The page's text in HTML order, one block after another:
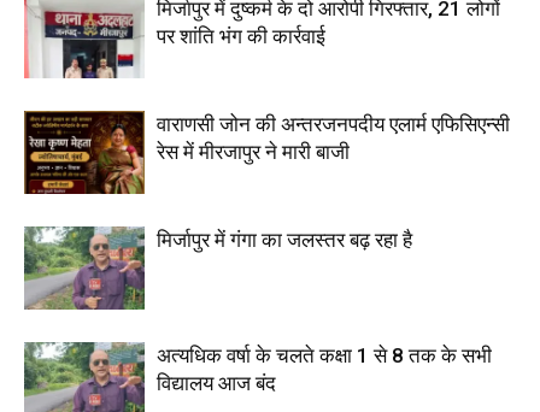
मिर्जापुर में दुष्कर्म के दो आरोपी गिरफ्तार, 21 लोगों
पर शांति भंग की कार्रवाई
वाराणसी जोन की अन्तरजनपदीय एलार्म एफिसिएन्सी
रेस में मीरजापुर ने मारी बाजी
मिर्जापुर में गंगा का जलस्तर बढ़ रहा है
अत्यधिक वर्षा के चलते कक्षा 1 से 8 तक के सभी
विद्यालय आज बंद